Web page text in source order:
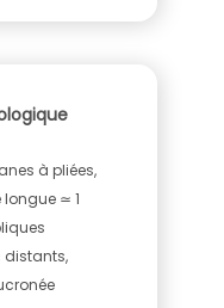
à pliées,
≃ 1
distants,